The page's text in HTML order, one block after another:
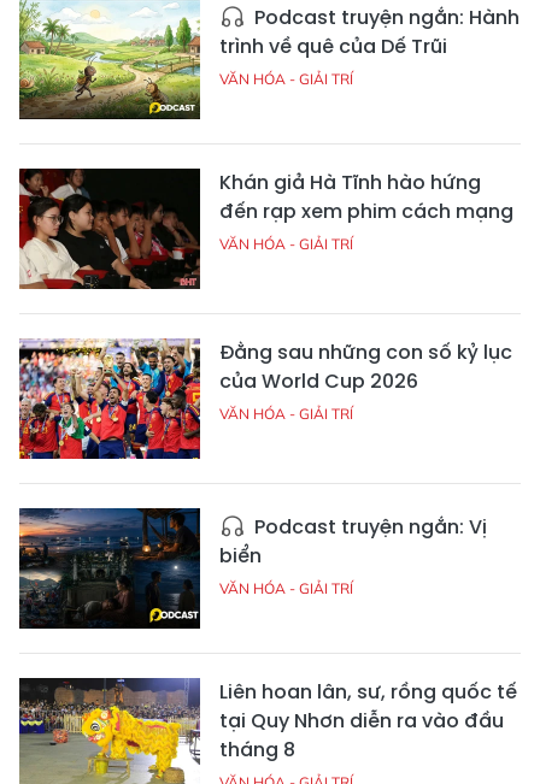
Podcast truyện ngắn: Hành
trình về quê của Dế Trũi
VĂN HÓA - GIẢI TRÍ
Khán giả Hà Tĩnh hào hứng
đến rạp xem phim cách mạng
VĂN HÓA - GIẢI TRÍ
Đằng sau những con số kỷ lục
của World Cup 2026
VĂN HÓA - GIẢI TRÍ
Podcast truyện ngắn: Vị
biển
VĂN HÓA - GIẢI TRÍ
Liên hoan lân, sư, rồng quốc tế
tại Quy Nhơn diễn ra vào đầu
tháng 8